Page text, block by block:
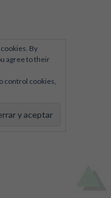
By
agree to their
control cookies,